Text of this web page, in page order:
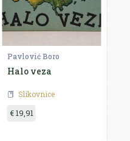
Pavlović Boro
Halo veza
Slikovnice
€ 19,91